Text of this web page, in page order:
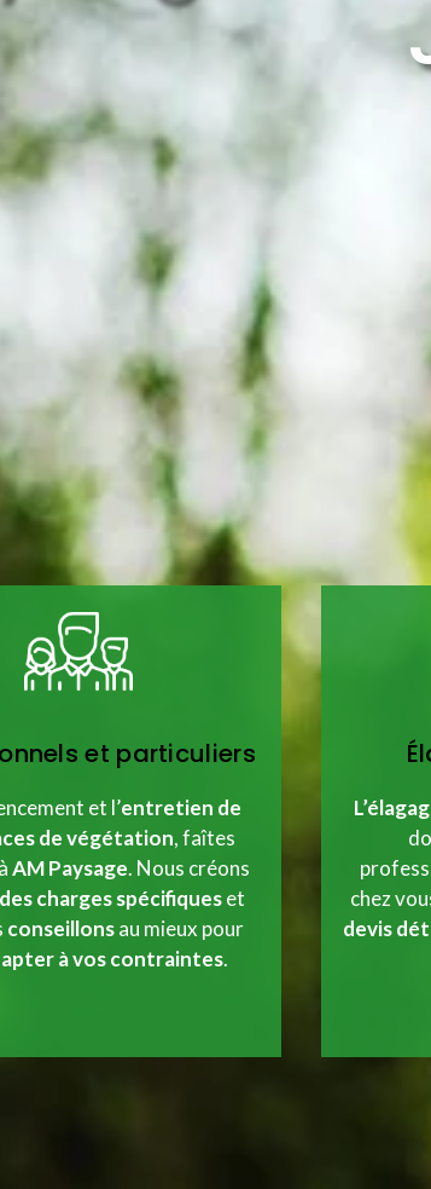
et particuliers
et l’entretien de
de végétation, faîtes
AM Paysage. Nous créons
charges spécifiqueset
conseillonsau mieux pour
à vos contraintes.
chez
devis